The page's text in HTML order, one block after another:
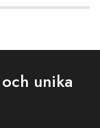
unika